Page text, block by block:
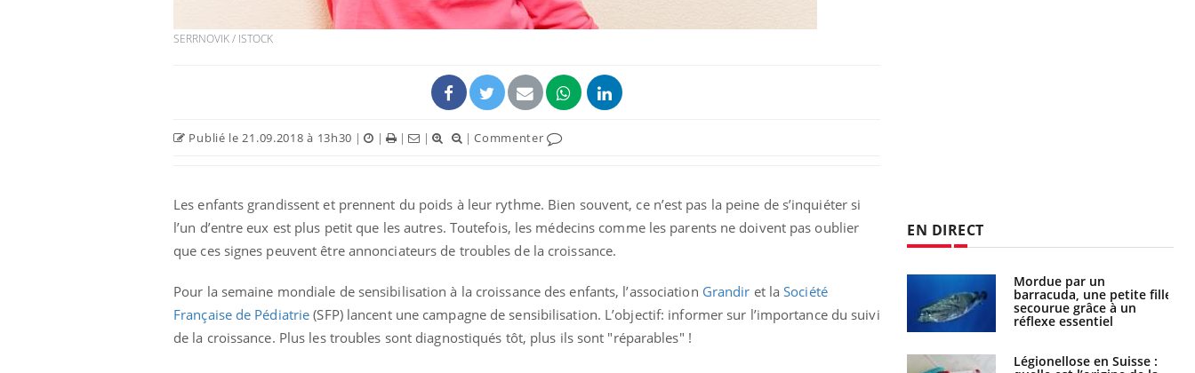
SERRNOVIK / ISTOCK
Publié le 21.09.2018 à 13h30 | | | | |Commenter
Les enfants grandissent et prennent du poids à leur rythme. Bien souvent, ce n’est pas la peine de s’inquiéter si
l’un d’entre eux est plus petit que les autres. Toutefois, les médecins comme les parents ne doivent pas oublier
que ces signes peuvent être annonciateurs de troubles de la croissance.
Pour la semaine mondiale de sensibilisation à la croissance des enfants, l’association Grandir et laSociété
Française de Pédiatrie (SFP) lancent une campagne de sensibilisation. L’objectif: informer sur l’importance du suivi
de la croissance. Plus les troubles sont diagnostiqués tôt, plus ils sont "réparables" !
EN DIRECT
pourquoi le risque de
noyade grimpe-t-il ?
que dit la science
Mordue par un
barracuda, une petite fille
secourue grâce à un
réflexe essentiel
Légionellose en Suisse :
Comment gérer le
sommeil des enfants en
vacances ?
Bilan prévention : ce que